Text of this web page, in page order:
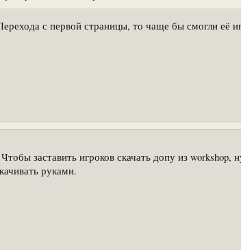
с первой страницы, то чаще бы смогли её
заставить игроков скачать допу из
руками.